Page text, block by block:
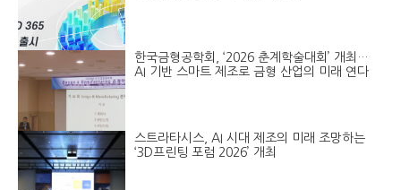
한국금형공학회, ‘2026 춘계학술대회’ 개최…
AI 기반 스마트 제조로 금형 산업의 미래 연다
스트라타시스, AI 시대 제조의 미래 조망하는
‘3D프린팅 포럼 2026’ 개최